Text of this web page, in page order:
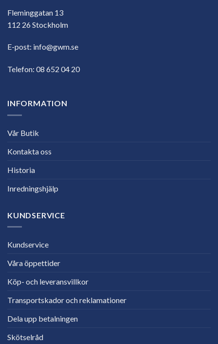
Fleminggatan 13
112 26 Stockholm
E-post: info@gwm.se
Telefon: 08 652 04 20
INFORMATION
Vår Butik
Kontakta oss
Historia
Inredningshjälp
KUNDSERVICE
Kundservice
Våra öppettider
Köp- och leveransvillkor
Transportskador och reklamationer
Dela upp betalningen
Skötselråd